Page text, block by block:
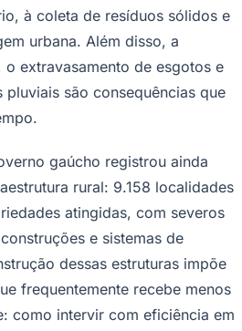
à coleta de resíduos sólidos e
urbana. Além disso, a
extravasamento de esgotos e
são consequências que
gaúcho registrou ainda
rural: 9.158 localidades
atingidas, com severos
e sistemas de
dessas estruturas impõe
frequentemente recebe menos
como intervir com eficiência em